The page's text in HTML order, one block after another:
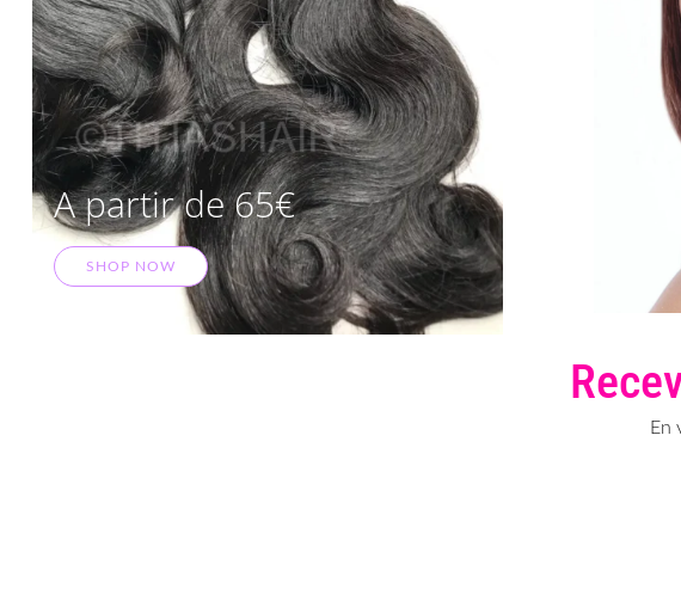
A partir de 65€
SHOP NOW
En